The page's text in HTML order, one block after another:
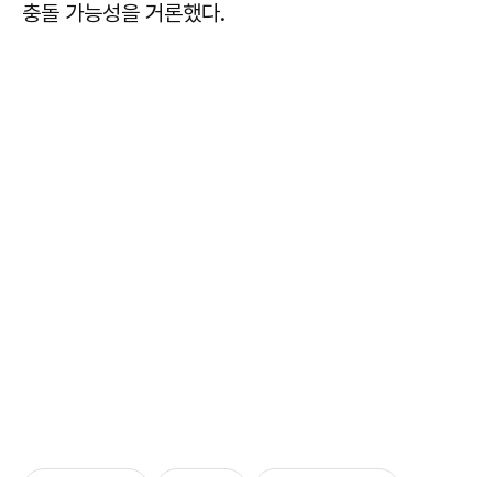
충돌 가능성을 거론했다.